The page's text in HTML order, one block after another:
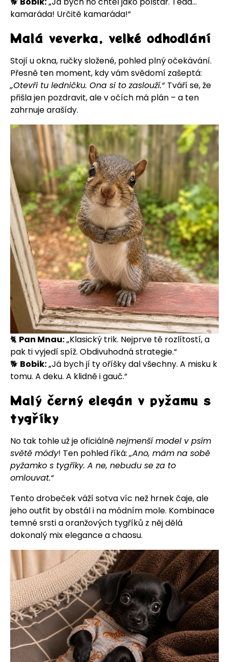
kamaráda! Určitě kamaráda!“
Malá veverka, velké odhodlání
Stojí u okna, ručky složené, pohled plný očekávání.
Přesně ten moment, kdy vám svědomí zašeptá:
„Otevři tu ledničku. Ona si to zaslouží.“ Tváří se, že
přišla jen pozdravit, ale v očích má plán – a ten
zahrnuje arašídy.
🐈 Pan Mnau:„Klasický trik. Nejprve tě rozlítostí, a
pak ti vyjedí spíž. Obdivuhodná strategie.“
🐕 Bobik:„Já bych jí ty oříšky dal všechny. A misku k
tomu. A deku. A klidně i gauč.“
Malý černý elegán v pyžamu s
tygříky
No tak tohle už je oficiálněnejmenší model v psím
světě módy! Ten pohled říká:„Ano, mám na sobě
pyžamko s tygříky. A ne, nebudu se za to
omlouvat.“
Tento drobeček váží sotva víc než hrnek čaje, ale
jeho outfit by obstál i na módním mole. Kombinace
temné srsti a oranžových tygříků z něj dělá
dokonalý mix elegance a chaosu.